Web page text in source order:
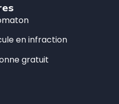
en infraction
gratuit